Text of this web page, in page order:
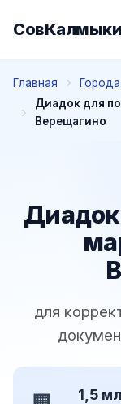
Главная Города
Диадок для
Верещагино
для
1,5